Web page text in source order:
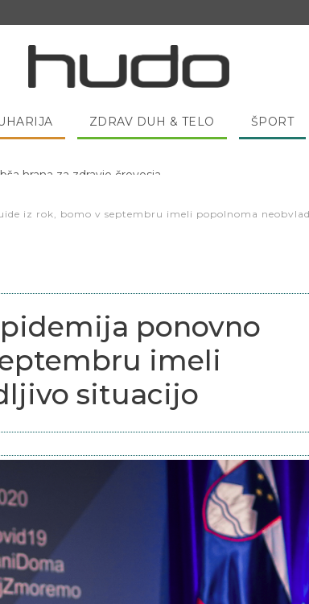
ZDRAV DUH & TELO ŠPORT
dobro pojesti žlico medu?
iz rok, bomo v septembru imeli popolnoma
ponovno
imeli
situacijo